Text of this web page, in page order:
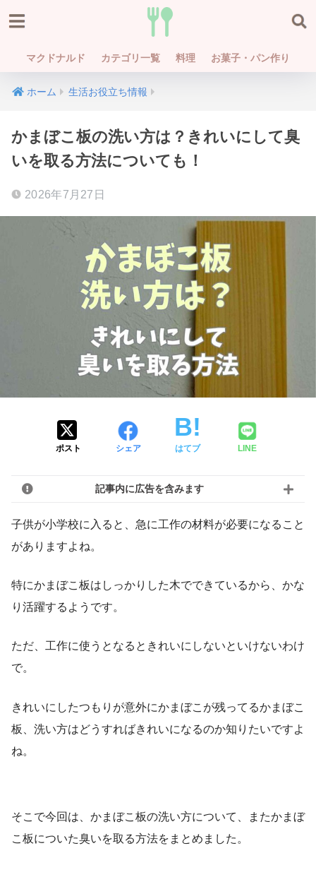
マクドナルド カテゴリ一覧 料理 お菓子・パン作り
ホーム 生活お役立ち情報
かまぼこ板の洗い方は？きれいにして臭
いを取る方法についても！
2026年7月27日
ポスト シェア はてブ LINE
記事内に広告を含みます
子供が小学校に入ると、急に工作の材料が必要になること
がありますよね。
特にかまぼこ板はしっかりした木でできているから、かな
り活躍するようです。
ただ、工作に使うとなるときれいにしないといけないわけ
で。
きれいにしたつもりが意外にかまぼこが残ってるかまぼこ
板、洗い方はどうすればきれいになるのか知りたいですよ
ね。
そこで今回は、かまぼこ板の洗い方について、またかまぼ
こ板についた臭いを取る方法をまとめました。